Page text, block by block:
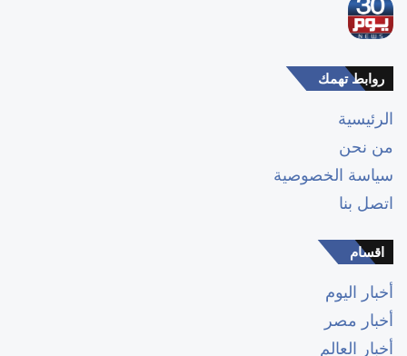
روابط تهمك
الرئيسية
من نحن
سياسة الخصوصية
اتصل بنا
اقسام
أخبار اليوم
أخبار مصر
أخبار العالم